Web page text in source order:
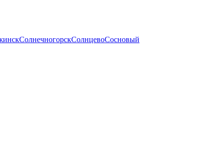
СолнечногорскСолнцевоСосновый